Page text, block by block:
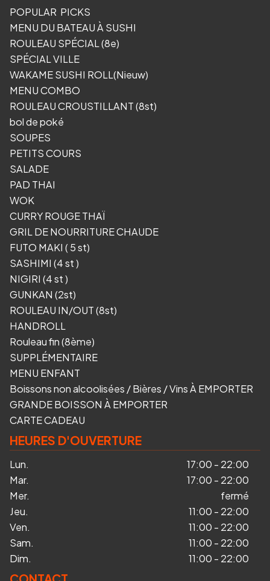
POPULAR PICKS
MENU DU BATEAU À SUSHI
ROULEAU SPÉCIAL (8e)
SPÉCIAL VILLE
WAKAME SUSHI ROLL(Nieuw)
MENU COMBO
ROULEAU CROUSTILLANT (8st)
bol de poké
SOUPES
PETITS COURS
SALADE
PAD THAI
WOK
CURRY ROUGE THAÏ
GRIL DE NOURRITURE CHAUDE
FUTO MAKI ( 5 st)
SASHIMI (4 st )
NIGIRI (4 st )
GUNKAN (2st)
ROULEAU IN/OUT (8st)
HANDROLL
Rouleau fin (8ème)
SUPPLÉMENTAIRE
MENU ENFANT
Boissons non alcoolisées / Bières / Vins À EMPORTER
GRANDE BOISSON À EMPORTER
CARTE CADEAU
HEURES D'OUVERTURE
Lun.
17:00 - 22:00
Mar.
17:00 - 22:00
Mer.
fermé
Jeu.
11:00 - 22:00
Ven.
11:00 - 22:00
Sam.
11:00 - 22:00
Dim.
11:00 - 22:00